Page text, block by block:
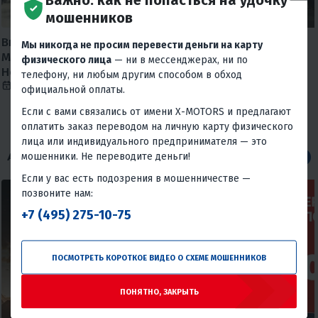
Внимание МОШЕННИКИ, X-
MOTORS предупреждает!
Новая схема мошенничества.
10 января 2025 34088
Сориентировался 😅
7 августа 2026
АКЦИИ НА МОТОТЕХНИКУ
мошенников
Мы никогда не просим перевести деньги на карту
физического лица — ни в мессенджерах, ни по
телефону, ни любым другим способом в обход
официальной оплаты.
Если с вами связались от имени X-MOTORS и предлагают
оплатить заказ переводом на личную карту физического
лица или индивидуального предпринимателя — это
мошенники. Не переводите деньги!
Если у вас есть подозрения в мошенничестве —
позвоните нам:
+7 (495) 275-10-75
ПОСМОТРЕТЬ КОРОТКОЕ ВИДЕО О СХЕМЕ МОШЕННИКОВ
ПОНЯТНО, ЗАКРЫТЬ